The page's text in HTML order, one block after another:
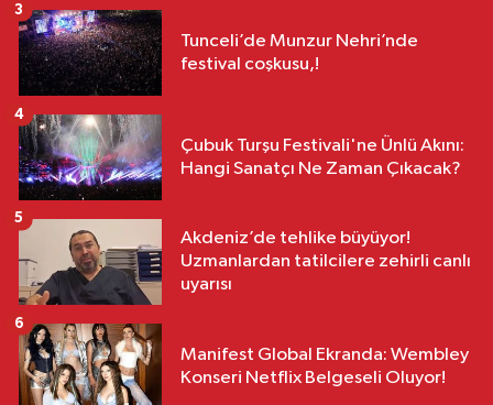
Tunceli’de Munzur Nehri’nde
festival coşkusu,!
3
Çubuk Turşu Festivali'ne Ünlü Akını:
Hangi Sanatçı Ne Zaman Çıkacak?
4
Akdeniz’de tehlike büyüyor!
Uzmanlardan tatilcilere zehirli canlı
uyarısı
5
Manifest Global Ekranda: Wembley
Konseri Netflix Belgeseli Oluyor!
6